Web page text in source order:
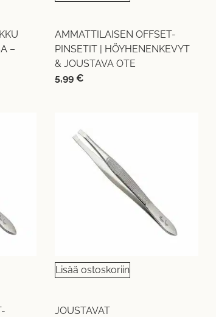
–
AMMATTILAISEN OFFSET-
PINSETIT | HÖYHENENKEVYT
& JOUSTAVA OTE
5,99€
Lisää ostoskoriin
JOUSTAVAT